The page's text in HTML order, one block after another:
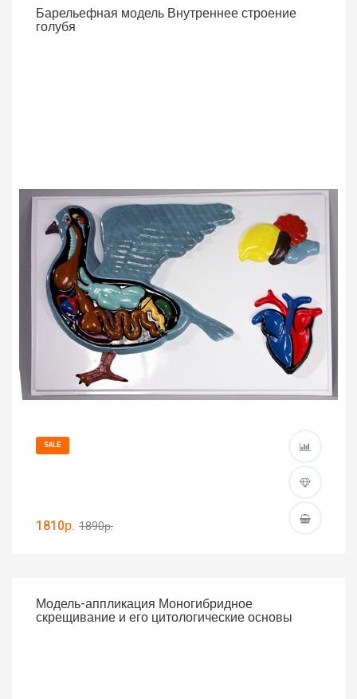
Барельефная модель Внутреннее строение
голубя
SALE
1810р. 1890р.
Модель-аппликация Моногибридное
скрещивание и его цитологические основы